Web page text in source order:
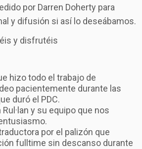
por Darren Doherty para
y difusión si así lo deseábamos.
y disfrutéis
hizo todo el trabajo de
pacientemente durante las
duró el PDC.
Rul·lan y su equipo que nos
por el palizón que
fulltime sin descanso durante